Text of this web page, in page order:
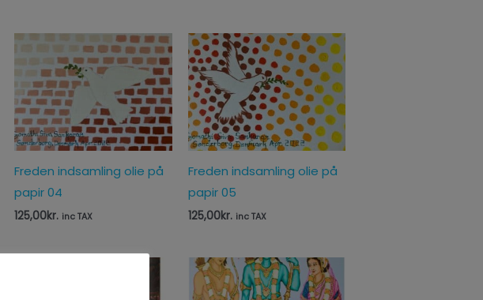
Freden indsamling olie på
papir 04
125,00kr. inc TAX
Freden indsamling olie på
papir 05
125,00kr. inc TAX